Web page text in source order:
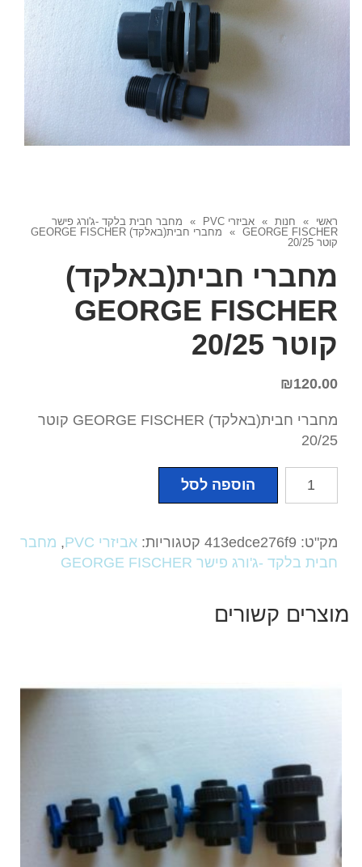
ראשי » חנות » אביזרי PVC »
מחבר חבית בלקד -ג'ורג פישר
GEORGE FISCHER
»
מחברי חבית(באלקד) GEORGE FISCHER
קוטר 20/25
מחברי חבית(באלקד)
GEORGE FISCHER
קוטר 20/25
₪120.00
מחברי חבית(באלקד) GEORGE FISCHER קוטר
20/25
כמות
חבית(באלקד)
GEORGE
20/25
הוספה לסל
מק"ט: 413edce276f9 קטגוריות: אביזרי PVC , מחבר
חבית בלקד -ג'ורג פישר GEORGE FISCHER
מוצרים קשורים